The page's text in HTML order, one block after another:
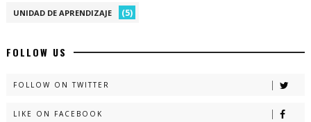
UNIDAD DE APRENDIZAJE (5)
FOLLOW US
FOLLOW ON TWITTER
LIKE ON FACEBOOK